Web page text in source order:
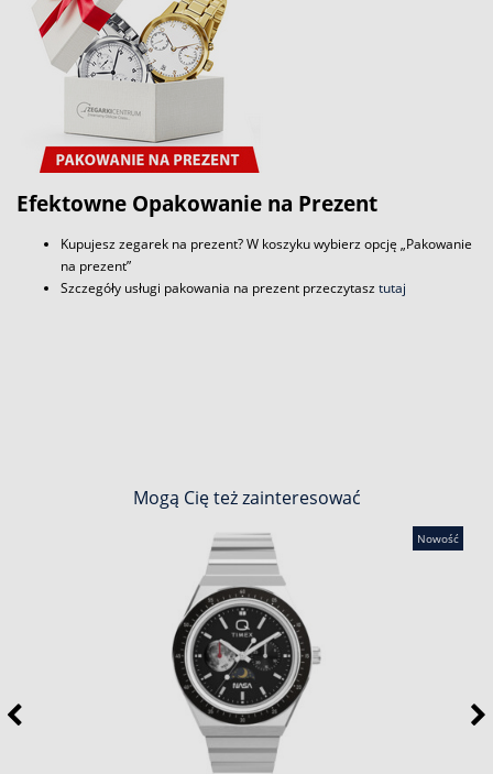
Efektowne Opakowanie na Prezent
Kupujesz zegarek na prezent? W koszyku wybierz opcję „Pakowanie
na prezent”
Szczegóły usługi pakowania na prezent przeczytasztutaj
Mogą Cię też zainteresować
Nowość